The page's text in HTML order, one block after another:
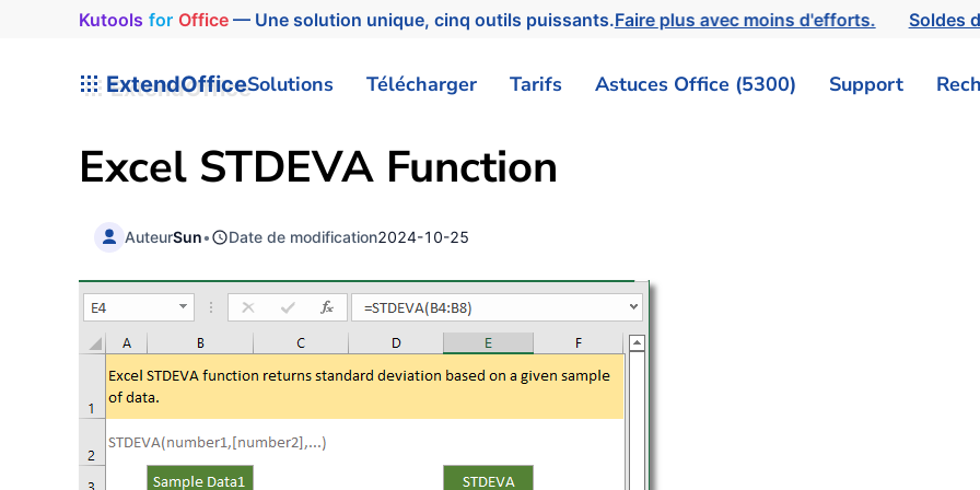
Kutools for Office— Une solution unique, cinq outils puissants.Faire plus avec moins d'efforts. Soldes
ExtendOfficeSolutions Télécharger Tarifs Astuces Office (5300) Support
Excel STDEVA Function
AuteurSun• Date de modification2024-10-25